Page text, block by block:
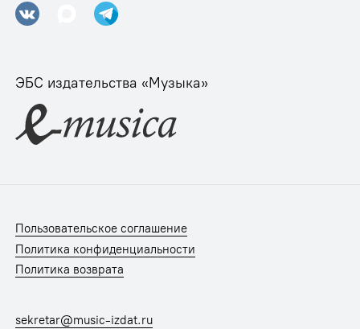
ЭБС издательства «Музыка»
Пользовательское соглашение
Политика конфиденциальности
Политика возврата
sekretar@music-izdat.ru